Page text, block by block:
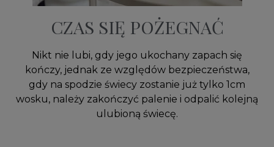
CZAS SIĘ POŻEGNAĆ
Nikt nie lubi, gdy jego ukochany zapach się
kończy, jednak ze względów bezpieczeństwa,
gdy na spodzie świecy zostanie już tylko 1cm
wosku, należy zakończyć palenie i odpalić kolejną
ulubioną świecę.